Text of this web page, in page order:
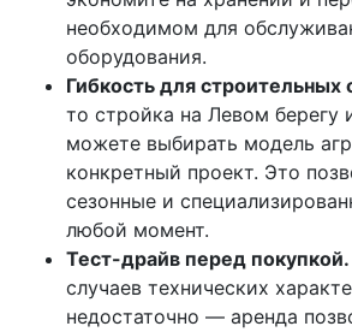
необходимом для
оборудования.
Гибкость для строительных
то стройка на Левом берегу
можете выбирать модель
конкретный проект. Это
сезонные и
любой момент.
Тест-драйв перед покупкой.
случаев технических
недостаточно — аренда